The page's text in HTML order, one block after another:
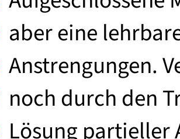
aber eine
Anstrengungen.
noch durch den
Lösung partieller